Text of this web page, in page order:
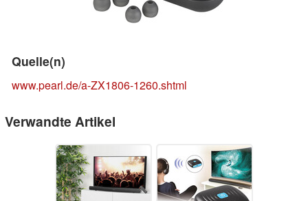
Quelle(n)
www.pearl.de/a-ZX1806-1260.shtml
Verwandte Artikel